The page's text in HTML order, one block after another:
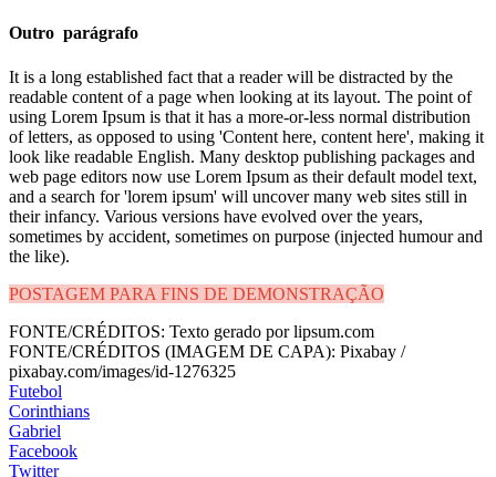
Outro parágrafo
It is a long established fact that a reader will be distracted by the
readable content of a page when looking at its layout. The point of
using Lorem Ipsum is that it has a more-or-less normal distribution
of letters, as opposed to using 'Content here, content here', making it
look like readable English. Many desktop publishing packages and
web page editors now use Lorem Ipsum as their default model text,
and a search for 'lorem ipsum' will uncover many web sites still in
their infancy. Various versions have evolved over the years,
sometimes by accident, sometimes on purpose (injected humour and
the like).
POSTAGEM PARA FINS DE DEMONSTRAÇÃO
FONTE/CRÉDITOS: Texto gerado por lipsum.com
FONTE/CRÉDITOS (IMAGEM DE CAPA): Pixabay /
pixabay.com/images/id-1276325
Futebol
Corinthians
Gabriel
Facebook
Twitter